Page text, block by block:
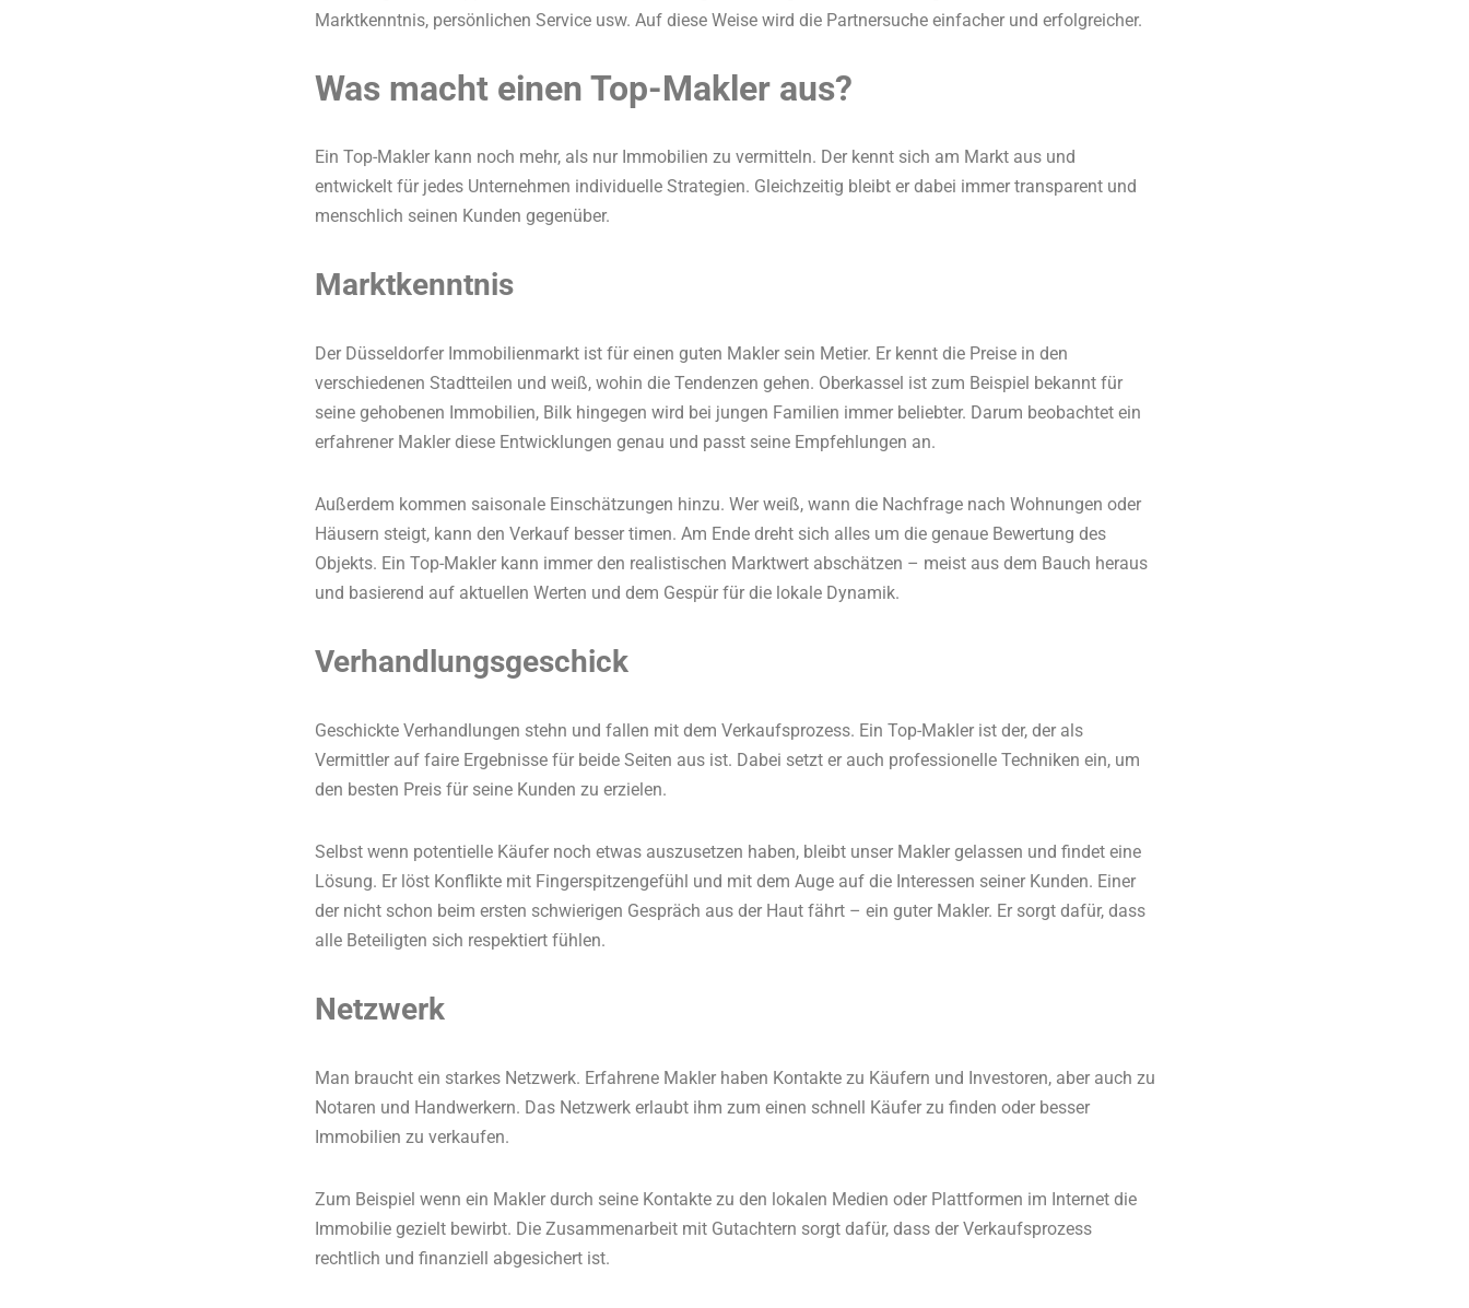
Marktkenntnis, persönlichen Service usw. Auf diese Weise wird die Partnersuche einfacher und erfolgreicher.
Was macht einen Top-Makler aus?
Ein Top-Makler kann noch mehr, als nur Immobilien zu vermitteln. Der kennt sich am Markt aus und
entwickelt für jedes Unternehmen individuelle Strategien. Gleichzeitig bleibt er dabei immer transparent und
menschlich seinen Kunden gegenüber.
Marktkenntnis
Der Düsseldorfer Immobilienmarkt ist für einen guten Makler sein Metier. Er kennt die Preise in den
verschiedenen Stadtteilen und weiß, wohin die Tendenzen gehen. Oberkassel ist zum Beispiel bekannt für
seine gehobenen Immobilien, Bilk hingegen wird bei jungen Familien immer beliebter. Darum beobachtet ein
erfahrener Makler diese Entwicklungen genau und passt seine Empfehlungen an.
Außerdem kommen saisonale Einschätzungen hinzu. Wer weiß, wann die Nachfrage nach Wohnungen oder
Häusern steigt, kann den Verkauf besser timen. Am Ende dreht sich alles um die genaue Bewertung des
Objekts. Ein Top-Makler kann immer den realistischen Marktwert abschätzen – meist aus dem Bauch heraus
und basierend auf aktuellen Werten und dem Gespür für die lokale Dynamik.
Verhandlungsgeschick
Geschickte Verhandlungen stehn und fallen mit dem Verkaufsprozess. Ein Top-Makler ist der, der als
Vermittler auf faire Ergebnisse für beide Seiten aus ist. Dabei setzt er auch professionelle Techniken ein, um
den besten Preis für seine Kunden zu erzielen.
Selbst wenn potentielle Käufer noch etwas auszusetzen haben, bleibt unser Makler gelassen und findet eine
Lösung. Er löst Konflikte mit Fingerspitzengefühl und mit dem Auge auf die Interessen seiner Kunden. Einer
der nicht schon beim ersten schwierigen Gespräch aus der Haut fährt – ein guter Makler. Er sorgt dafür, dass
alle Beteiligten sich respektiert fühlen.
Netzwerk
Man braucht ein starkes Netzwerk. Erfahrene Makler haben Kontakte zu Käufern und Investoren, aber auch zu
Notaren und Handwerkern. Das Netzwerk erlaubt ihm zum einen schnell Käufer zu finden oder besser
Immobilien zu verkaufen.
Zum Beispiel wenn ein Makler durch seine Kontakte zu den lokalen Medien oder Plattformen im Internet die
Immobilie gezielt bewirbt. Die Zusammenarbeit mit Gutachtern sorgt dafür, dass der Verkaufsprozess
rechtlich und finanziell abgesichert ist.